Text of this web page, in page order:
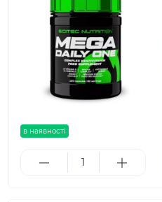
в наявності